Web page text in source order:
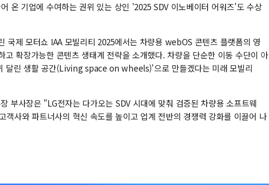
온 기업에 수여하는 권위 있는 상인 '2025 SDV 이노베이터 어워즈'도 수상
국제 모터쇼 IAA 모빌리티 2025에서는 차량용 webOS 콘텐츠 플랫폼의 영
고 확장가능한 콘텐츠 생태계 전략을 소개했다. 차량을 단순한 이동 수단이 아
달린 생활 공간(Living space on wheels)'으로 만들겠다는 미래 모빌리
부사장은 "LG전자는 다가오는 SDV 시대에 맞춰 검증된 차량용 소프트웨
객사와 파트너사의 혁신 속도를 높이고 업계 전반의 경쟁력 강화를 이끌어 나